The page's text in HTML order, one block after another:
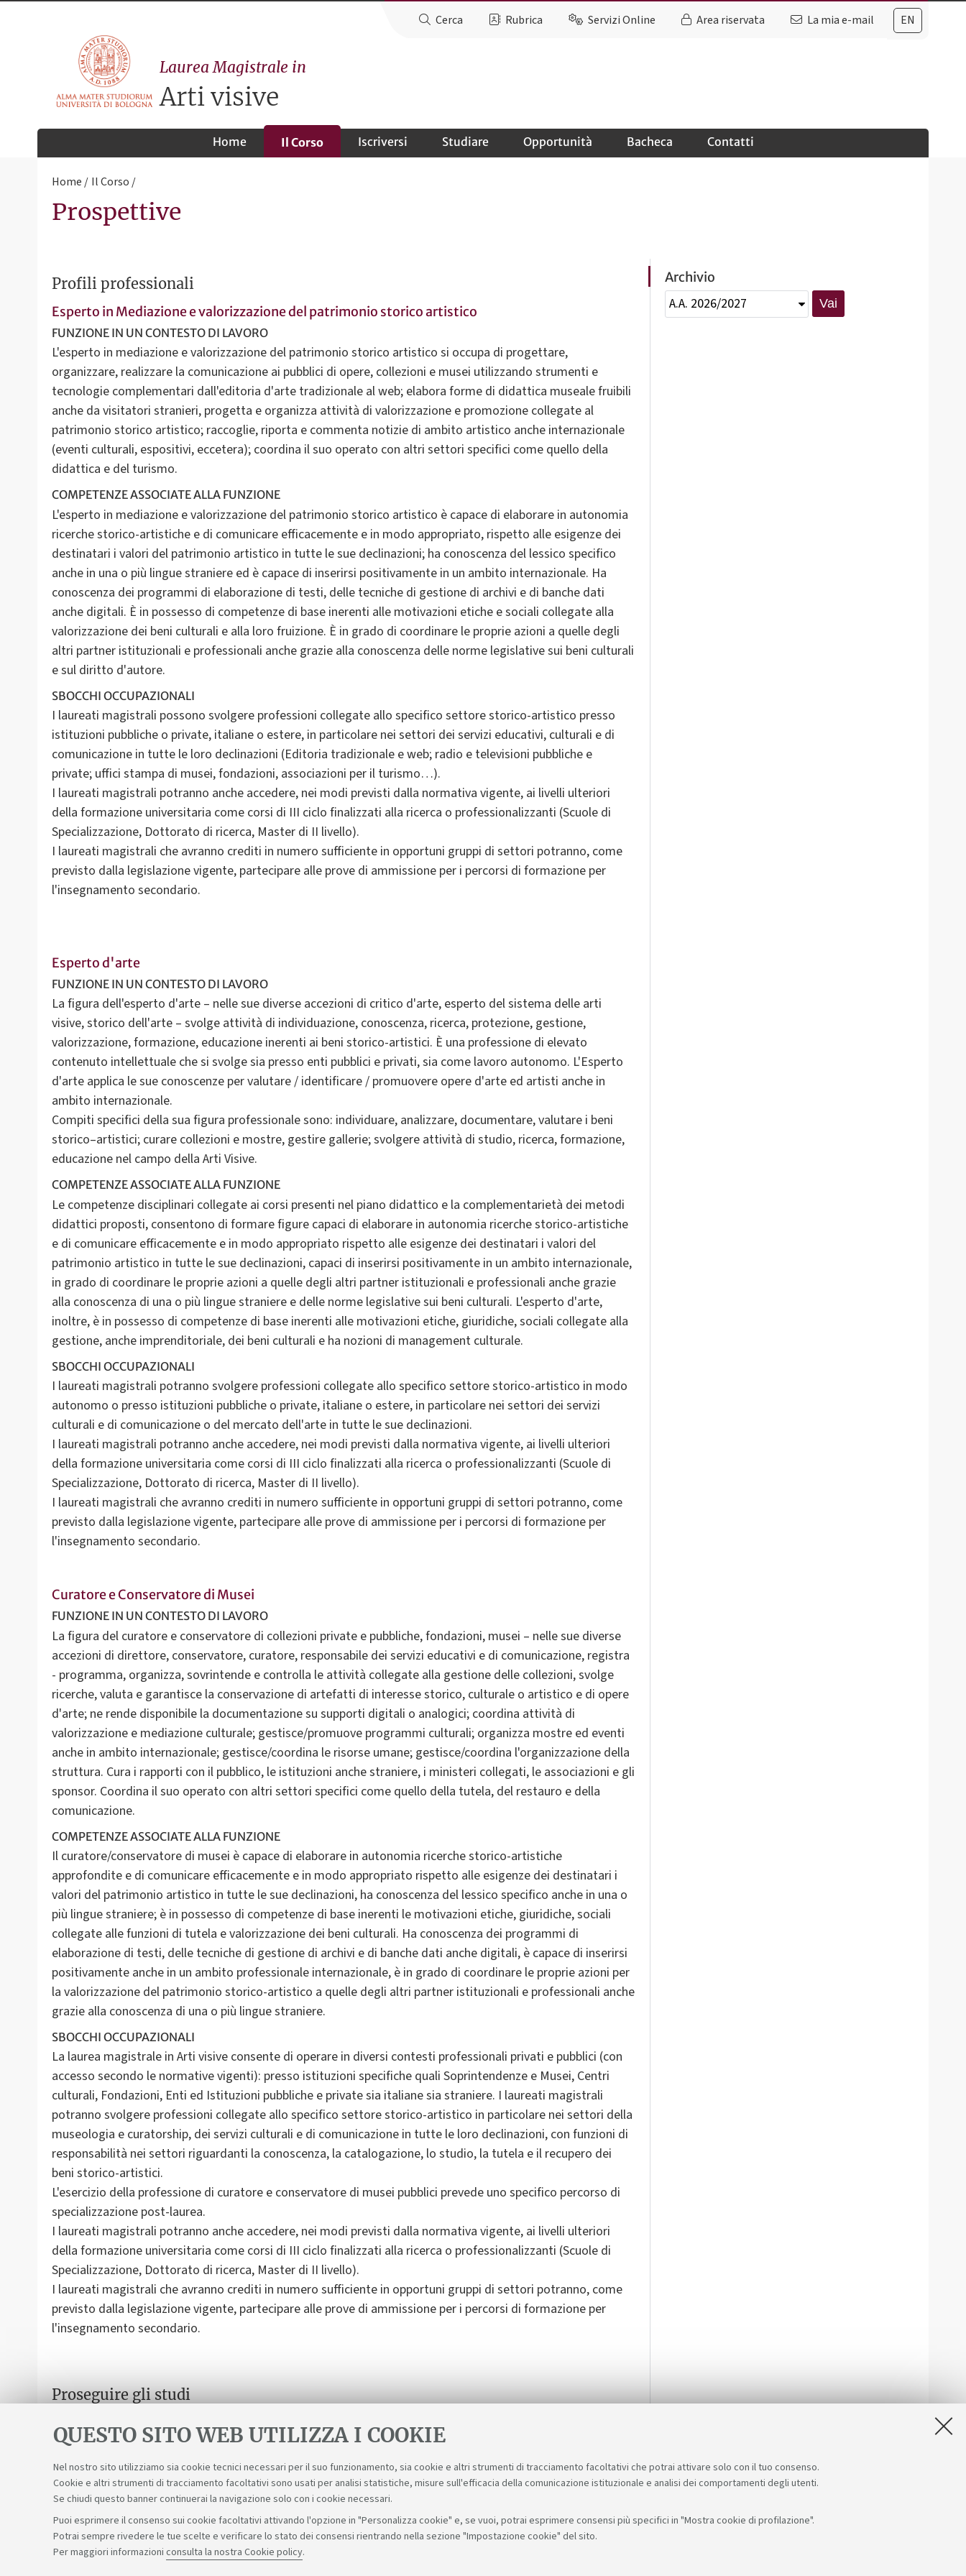
QUESTO SITO WEB UTILIZZA I COOKIE
Nel nostro sito utilizziamo sia cookie tecnici necessari per il suo funzionamento, sia cookie e altri strumenti di tracciamento facoltativi che potrai attivare solo con il tuo consenso.
Cookie e altri strumenti di tracciamento facoltativi sono usati per analisi statistiche, misure sull'efficacia della comunicazione istituzionale e analisi dei comportamenti degli utenti.
Se chiudi questo banner continuerai la navigazione solo con i cookie necessari.
Puoi esprimere il consenso sui cookie facoltativi attivando l'opzione in "Personalizza cookie" e, se vuoi, potrai esprimere consensi più specifici in "Mostra cookie di profilazione".
Potrai sempre rivedere le tue scelte e verificare lo stato dei consensi rientrando nella sezione "Impostazione cookie" del sito.
Per maggiori informazioni consulta la nostra Cookie policy.
EN
Cerca Rubrica Servizi Online Area riservata La mia e-mail
Laurea Magistrale in
Arti visive
Home Il Corso Iscriversi Studiare Opportunità Bacheca Contatti
Home Il Corso
Prospettive
Profili professionali
Esperto in Mediazione e valorizzazione del patrimonio storico artistico
FUNZIONE IN UN CONTESTO DI LAVORO
L'esperto in mediazione e valorizzazione del patrimonio storico artistico si occupa di progettare,
organizzare, realizzare la comunicazione ai pubblici di opere, collezioni e musei utilizzando strumenti e
tecnologie complementari dall'editoria d'arte tradizionale al web; elabora forme di didattica museale fruibili
anche da visitatori stranieri, progetta e organizza attività di valorizzazione e promozione collegate al
patrimonio storico artistico; raccoglie, riporta e commenta notizie di ambito artistico anche internazionale
(eventi culturali, espositivi, eccetera); coordina il suo operato con altri settori specifici come quello della
COMPETENZE ASSOCIATE ALLA FUNZIONE
L'esperto in mediazione e valorizzazione del patrimonio storico artistico è capace di elaborare in autonomia
ricerche storico-artistiche e di comunicare efficacemente e in modo appropriato, rispetto alle esigenze dei
destinatari i valori del patrimonio artistico in tutte le sue declinazioni; ha conoscenza del lessico specifico
anche in una o più lingue straniere ed è capace di inserirsi positivamente in un ambito internazionale. Ha
conoscenza dei programmi di elaborazione di testi, delle tecniche di gestione di archivi e di banche dati
anche digitali. È in possesso di competenze di base inerenti alle motivazioni etiche e sociali collegate alla
valorizzazione dei beni culturali e alla loro fruizione. È in grado di coordinare le proprie azioni a quelle degli
altri partner istituzionali e professionali anche grazie alla conoscenza delle norme legislative sui beni culturali
e sul diritto d'autore.
SBOCCHI OCCUPAZIONALI
I laureati magistrali possono svolgere professioni collegate allo specifico settore storico-artistico presso
istituzioni pubbliche o private, italiane o estere, in particolare nei settori dei servizi educativi, culturali e di
comunicazione in tutte le loro declinazioni (Editoria tradizionale e web; radio e televisioni pubbliche e
private; uffici stampa di musei, fondazioni, associazioni per il turismo…).
I laureati magistrali potranno anche accedere, nei modi previsti dalla normativa vigente, ai livelli ulteriori
della formazione universitaria come corsi di III ciclo finalizzati alla ricerca o professionalizzanti (Scuole di
Specializzazione, Dottorato di ricerca, Master di II livello).
I laureati magistrali che avranno crediti in numero sufficiente in opportuni gruppi di settori potranno, come
previsto dalla legislazione vigente, partecipare alle prove di ammissione per i percorsi di formazione per
l'insegnamento secondario.
Esperto d'arte
FUNZIONE IN UN CONTESTO DI LAVORO
La figura dell'esperto d'arte – nelle sue diverse accezioni di critico d'arte, esperto del sistema delle arti
visive, storico dell'arte – svolge attività di individuazione, conoscenza, ricerca, protezione, gestione,
valorizzazione, formazione, educazione inerenti ai beni storico-artistici. È una professione di elevato
contenuto intellettuale che si svolge sia presso enti pubblici e privati, sia come lavoro autonomo. L'Esperto
d'arte applica le sue conoscenze per valutare / identificare / promuovere opere d'arte ed artisti anche in
ambito internazionale.
Compiti specifici della sua figura professionale sono: individuare, analizzare, documentare, valutare i beni
storico–artistici; curare collezioni e mostre, gestire gallerie; svolgere attività di studio, ricerca, formazione,
COMPETENZE ASSOCIATE ALLA FUNZIONE
Le competenze disciplinari collegate ai corsi presenti nel piano didattico e la complementarietà dei metodi
didattici proposti, consentono di formare figure capaci di elaborare in autonomia ricerche storico-artistiche
e di comunicare efficacemente e in modo appropriato rispetto alle esigenze dei destinatari i valori del
patrimonio artistico in tutte le sue declinazioni, capaci di inserirsi positivamente in un ambito internazionale,
in grado di coordinare le proprie azioni a quelle degli altri partner istituzionali e professionali anche grazie
alla conoscenza di una o più lingue straniere e delle norme legislative sui beni culturali. L'esperto d'arte,
inoltre, è in possesso di competenze di base inerenti alle motivazioni etiche, giuridiche, sociali collegate alla
gestione, anche imprenditoriale, dei beni culturali e ha nozioni di management culturale.
SBOCCHI OCCUPAZIONALI
I laureati magistrali potranno svolgere professioni collegate allo specifico settore storico-artistico in modo
autonomo o presso istituzioni pubbliche o private, italiane o estere, in particolare nei settori dei servizi
culturali e di comunicazione o del mercato dell'arte in tutte le sue declinazioni.
I laureati magistrali potranno anche accedere, nei modi previsti dalla normativa vigente, ai livelli ulteriori
della formazione universitaria come corsi di III ciclo finalizzati alla ricerca o professionalizzanti (Scuole di
Specializzazione, Dottorato di ricerca, Master di II livello).
I laureati magistrali che avranno crediti in numero sufficiente in opportuni gruppi di settori potranno, come
previsto dalla legislazione vigente, partecipare alle prove di ammissione per i percorsi di formazione per
Curatore e Conservatore di Musei
FUNZIONE IN UN CONTESTO DI LAVORO
La figura del curatore e conservatore di collezioni private e pubbliche, fondazioni, musei – nelle sue diverse
accezioni di direttore, conservatore, curatore, responsabile dei servizi educativi e di comunicazione, registra
- programma, organizza, sovrintende e controlla le attività collegate alla gestione delle collezioni, svolge
ricerche, valuta e garantisce la conservazione di artefatti di interesse storico, culturale o artistico e di opere
d'arte; ne rende disponibile la documentazione su supporti digitali o analogici; coordina attività di
valorizzazione e mediazione culturale; gestisce/promuove programmi culturali; organizza mostre ed eventi
anche in ambito internazionale; gestisce/coordina le risorse umane; gestisce/coordina l'organizzazione della
struttura. Cura i rapporti con il pubblico, le istituzioni anche straniere, i ministeri collegati, le associazioni e gli
sponsor. Coordina il suo operato con altri settori specifici come quello della tutela, del restauro e della
comunicazione.
COMPETENZE ASSOCIATE ALLA FUNZIONE
Il curatore/conservatore di musei è capace di elaborare in autonomia ricerche storico-artistiche
approfondite e di comunicare efficacemente e in modo appropriato rispetto alle esigenze dei destinatari i
valori del patrimonio artistico in tutte le sue declinazioni, ha conoscenza del lessico specifico anche in una o
più lingue straniere; è in possesso di competenze di base inerenti le motivazioni etiche, giuridiche, sociali
collegate alle funzioni di tutela e valorizzazione dei beni culturali. Ha conoscenza dei programmi di
elaborazione di testi, delle tecniche di gestione di archivi e di banche dati anche digitali, è capace di inserirsi
positivamente anche in un ambito professionale internazionale, è in grado di coordinare le proprie azioni per
la valorizzazione del patrimonio storico-artistico a quelle degli altri partner istituzionali e professionali anche
grazie alla conoscenza di una o più lingue straniere.
SBOCCHI OCCUPAZIONALI
La laurea magistrale in Arti visive consente di operare in diversi contesti professionali privati e pubblici (con
accesso secondo le normative vigenti): presso istituzioni specifiche quali Soprintendenze e Musei, Centri
culturali, Fondazioni, Enti ed Istituzioni pubbliche e private sia italiane sia straniere. I laureati magistrali
potranno svolgere professioni collegate allo specifico settore storico-artistico in particolare nei settori della
museologia e curatorship, dei servizi culturali e di comunicazione in tutte le loro declinazioni, con funzioni di
responsabilità nei settori riguardanti la conoscenza, la catalogazione, lo studio, la tutela e il recupero dei
beni storico-artistici.
L'esercizio della professione di curatore e conservatore di musei pubblici prevede uno specifico percorso di
specializzazione post-laurea.
I laureati magistrali potranno anche accedere, nei modi previsti dalla normativa vigente, ai livelli ulteriori
della formazione universitaria come corsi di III ciclo finalizzati alla ricerca o professionalizzanti (Scuole di
Specializzazione, Dottorato di ricerca, Master di II livello).
I laureati magistrali che avranno crediti in numero sufficiente in opportuni gruppi di settori potranno, come
previsto dalla legislazione vigente, partecipare alle prove di ammissione per i percorsi di formazione per
Proseguire gli studi
di secondo livello.
Archivio
Vai
Sosteniamo il diritto alla conoscenza